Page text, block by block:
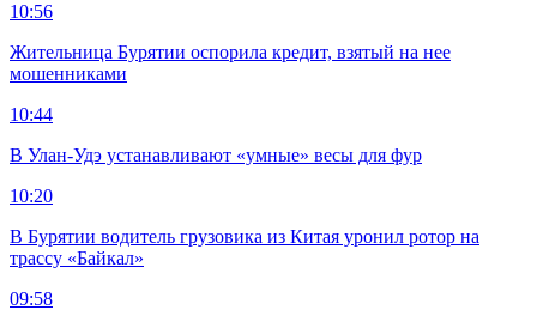
10:56
Жительница Бурятии оспорила кредит, взятый на нее
мошенниками
10:44
В Улан-Удэ устанавливают «умные» весы для фур
10:20
В Бурятии водитель грузовика из Китая уронил ротор на
трассу «Байкал»
09:58